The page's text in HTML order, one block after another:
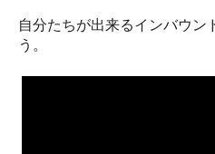
自分たちが出来るインバウン
う。